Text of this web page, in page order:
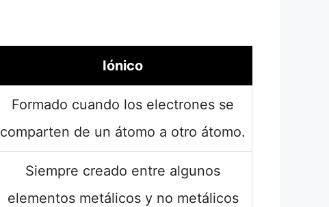
Iónico
Formado cuando los electrones se
comparten de un átomo a otro átomo.
Siempre creado entre algunos
elementos metálicos y no metálicos